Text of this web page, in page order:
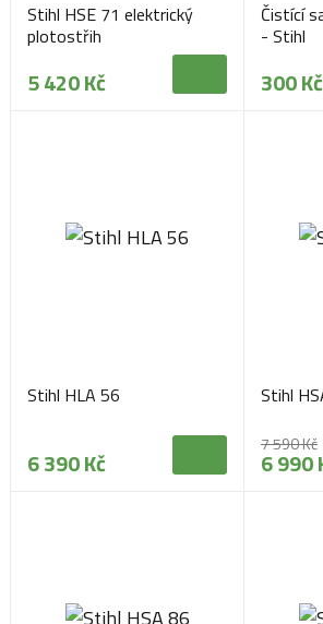
Stihl HSE 71 elektrický
plotostřih
5 420 Kč
Čistící
- Stihl
300 Kč
Stihl HLA 56
6 390 Kč
Stihl
7 590 Kč
6 990